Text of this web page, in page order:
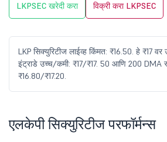
LKPSEC खरेदी करा विक्री करा LKPSEC
LKP सिक्युरिटीज लाईव्ह किंमत: ₹16.50. हे ₹17
इंट्राडे उच्च/कमी: ₹17/₹17. 50 आणि 200
₹16.80/₹17.20.
एलकेपी सिक्युरिटीज परफॉर्मन्स